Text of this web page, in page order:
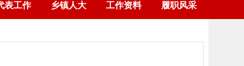
表工作 乡镇人大 工作资料 履职风采